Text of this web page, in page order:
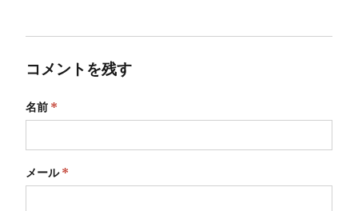
コメントを残す
名前 *
メール*